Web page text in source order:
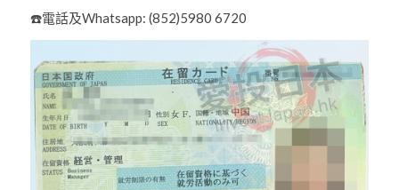
☎️電話及Whatsapp: (852)5980 6720